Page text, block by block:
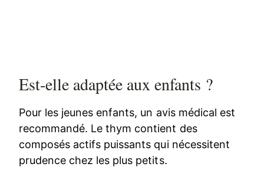
Est-elle adaptée aux enfants ?
Pour les jeunes enfants, un avis médical est
recommandé. Le thym contient des
composés actifs puissants qui nécessitent
prudence chez les plus petits.